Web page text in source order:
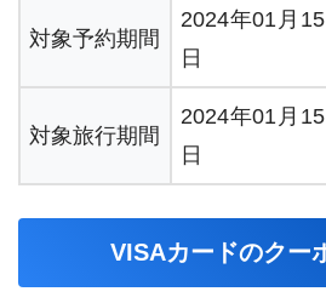
対象予約期間
2024年01月
日
対象旅行期間
2024年01月
日
VISAカードのクー